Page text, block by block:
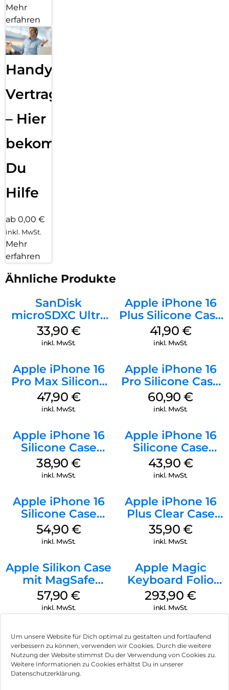
Um unsere Website für Dich optimal zu gestalten und fortlaufend
verbessern zu können, verwenden wir Cookies. Durch die weitere
Nutzung der Website stimmst Du der Verwendung von Cookies zu.
Weitere Informationen zu Cookies erhältst Du in unserer
Datenschutzerklärung.
Mehr
erfahren
Handy
Vertragsabwicklung
– Hier
bekommst
Du
Hilfe
ab 0,00 €
inkl. MwSt.
Mehr
erfahren
Ähnliche Produkte
SanDisk
microSDXC Ultra
128 GB + Adapter
Mobile
33,90 €
inkl. MwSt.
Apple iPhone 16
Plus Silicone Case
MagSafe Stone
Gray
41,90 €
inkl. MwSt.
Apple iPhone 16
Pro Max Silicone
Case MagSafe
Black
47,90 €
inkl. MwSt.
Apple iPhone 16
Pro Silicone Case
MagSafe Stone
Gray
60,90€
inkl. MwSt.
Apple iPhone 16
Silicone Case
MagSafe
Ultramarine
38,90€
inkl. MwSt.
Apple iPhone 16
Silicone Case
MagSafe Plum
43,90 €
inkl. MwSt.
Apple iPhone 16
Silicone Case
MagSafe Black
54,90 €
inkl. MwSt.
Apple iPhone 16
Plus Clear Case
MagSafe
Transparent
35,90 €
inkl. MwSt.
Apple Silikon Case
mit MagSafe
iPhone 14 Pro
(PRODUCT)RED
57,90€
inkl. MwSt.
Apple Magic
Keyboard Folio
iPad 10.9″ (10.Gen.)
Weiß
293,90€
inkl. MwSt.
Impressum